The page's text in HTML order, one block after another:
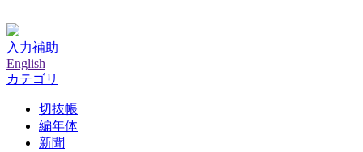
入力補助
English
カテゴリ
切抜帳
編年体
新聞